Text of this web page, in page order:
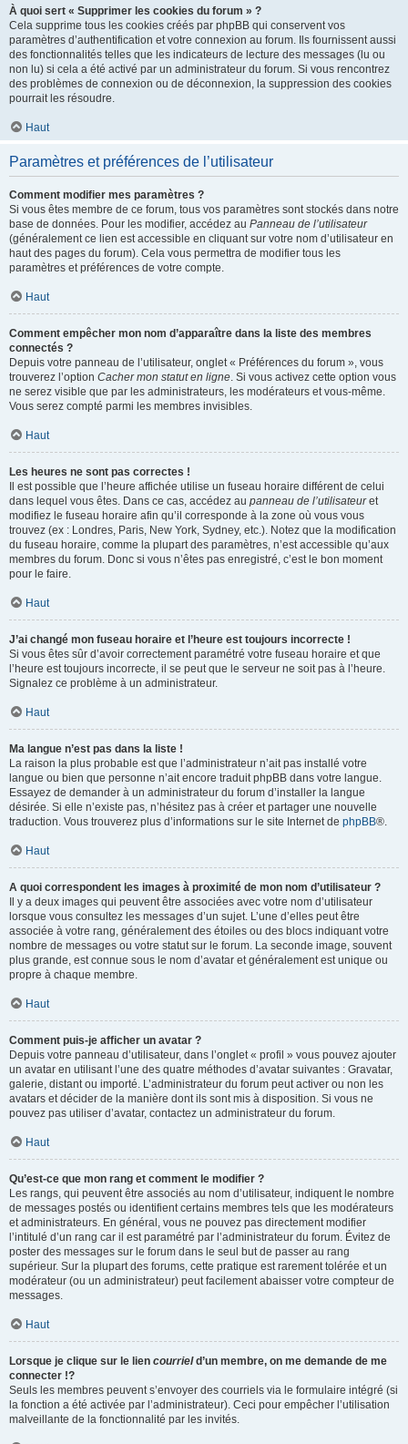
À quoi sert « Supprimer les cookies du forum » ?
Cela supprime tous les cookies créés par phpBB qui conservent vos
paramètres d’authentification et votre connexion au forum. Ils fournissent aussi
des fonctionnalités telles que les indicateurs de lecture des messages (lu ou
non lu) si cela a été activé par un administrateur du forum. Si vous rencontrez
des problèmes de connexion ou de déconnexion, la suppression des cookies
pourrait les résoudre.
Haut
Paramètres et préférences de l’utilisateur
Comment modifier mes paramètres ?
Si vous êtes membre de ce forum, tous vos paramètres sont stockés dans notre
base de données. Pour les modifier, accédez au Panneau de l’utilisateur
(généralement ce lien est accessible en cliquant sur votre nom d’utilisateur en
haut des pages du forum). Cela vous permettra de modifier tous les
paramètres et préférences de votre compte.
Haut
Comment empêcher mon nom d’apparaître dans la liste des membres
connectés ?
Depuis votre panneau de l’utilisateur, onglet « Préférences du forum », vous
trouverez l’option Cacher mon statut en ligne. Si vous activez cette option vous
ne serez visible que par les administrateurs, les modérateurs et vous-même.
Vous serez compté parmi les membres invisibles.
Haut
Les heures ne sont pas correctes !
Il est possible que l’heure affichée utilise un fuseau horaire différent de celui
dans lequel vous êtes. Dans ce cas, accédez au panneau de l’utilisateuret
modifiez le fuseau horaire afin qu’il corresponde à la zone où vous vous
trouvez (ex : Londres, Paris, New York, Sydney, etc.). Notez que la modification
du fuseau horaire, comme la plupart des paramètres, n’est accessible qu’aux
membres du forum. Donc si vous n’êtes pas enregistré, c’est le bon moment
pour le faire.
Haut
J’ai changé mon fuseau horaire et l’heure est toujours incorrecte !
Si vous êtes sûr d’avoir correctement paramétré votre fuseau horaire et que
l’heure est toujours incorrecte, il se peut que le serveur ne soit pas à l’heure.
Signalez ce problème à un administrateur.
Haut
Ma langue n’est pas dans la liste !
La raison la plus probable est que l’administrateur n’ait pas installé votre
langue ou bien que personne n’ait encore traduit phpBB dans votre langue.
Essayez de demander à un administrateur du forum d’installer la langue
désirée. Si elle n’existe pas, n’hésitez pas à créer et partager une nouvelle
traduction. Vous trouverez plus d’informations sur le site Internet de phpBB®.
Haut
A quoi correspondent les images à proximité de mon nom d’utilisateur ?
Il y a deux images qui peuvent être associées avec votre nom d’utilisateur
lorsque vous consultez les messages d’un sujet. L’une d’elles peut être
associée à votre rang, généralement des étoiles ou des blocs indiquant votre
nombre de messages ou votre statut sur le forum. La seconde image, souvent
plus grande, est connue sous le nom d’avatar et généralement est unique ou
propre à chaque membre.
Haut
Comment puis-je afficher un avatar ?
Depuis votre panneau d’utilisateur, dans l’onglet « profil » vous pouvez ajouter
un avatar en utilisant l’une des quatre méthodes d’avatar suivantes : Gravatar,
galerie, distant ou importé. L’administrateur du forum peut activer ou non les
avatars et décider de la manière dont ils sont mis à disposition. Si vous ne
pouvez pas utiliser d’avatar, contactez un administrateur du forum.
Haut
Qu’est-ce que mon rang et comment le modifier ?
Les rangs, qui peuvent être associés au nom d’utilisateur, indiquent le nombre
de messages postés ou identifient certains membres tels que les modérateurs
et administrateurs. En général, vous ne pouvez pas directement modifier
l’intitulé d’un rang car il est paramétré par l’administrateur du forum. Évitez de
poster des messages sur le forum dans le seul but de passer au rang
supérieur. Sur la plupart des forums, cette pratique est rarement tolérée et un
modérateur (ou un administrateur) peut facilement abaisser votre compteur de
messages.
Haut
Lorsque je clique sur le lien courrield’un membre, on me demande de me
connecter !?
Seuls les membres peuvent s’envoyer des courriels via le formulaire intégré (si
la fonction a été activée par l’administrateur). Ceci pour empêcher l’utilisation
malveillante de la fonctionnalité par les invités.